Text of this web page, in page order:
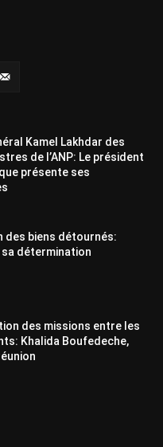
Kamel Lakhdar des
de l’ANP: Le président
présente ses
des biens détournés:
sa détermination
des missions entre les
Khalida Boufedeche,